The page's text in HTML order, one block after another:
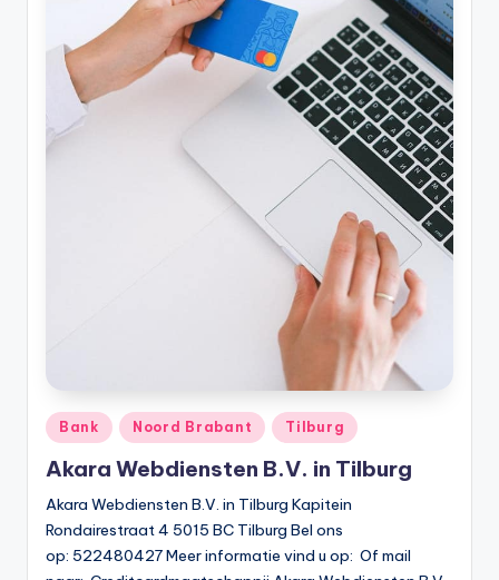
Geplaatst
in
Bank Noord Brabant Tilburg
Akara Webdiensten B.V. in Tilburg
Akara Webdiensten B.V. in Tilburg Kapitein
Rondairestraat 4 5015 BC Tilburg Bel ons
op: 522480427 Meer informatie vind u op: Of mail